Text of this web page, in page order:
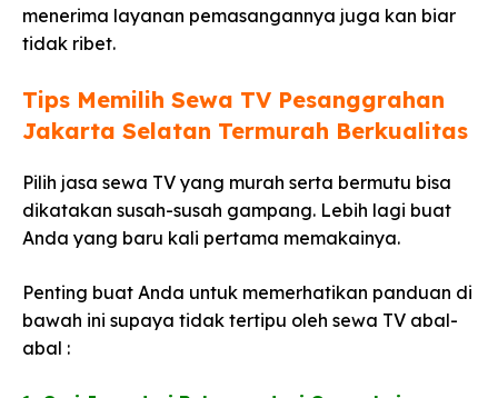
menerima layanan pemasangannya juga kan biar
tidak ribet.
Tips Memilih Sewa TV Pesanggrahan
Jakarta Selatan Termurah Berkualitas​
Pilih jasa sewa TV yang murah serta bermutu bisa
dikatakan susah-susah gampang. Lebih lagi buat
Anda yang baru kali pertama memakainya.
Penting buat Anda untuk memerhatikan panduan di
bawah ini supaya tidak tertipu oleh sewa TV abal-
abal :